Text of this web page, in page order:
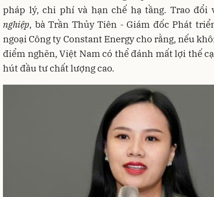
pháp lý, chi phí và hạn chế hạ tầng. Trao đổi
nghiệp, bà Trần Thủy Tiên - Giám đốc Phát
ngoại Công ty Constant Energy cho rằng, nếu
điểm nghẽn, Việt Nam có thể đánh mất lợi thế
hút đầu tư chất lượng cao.